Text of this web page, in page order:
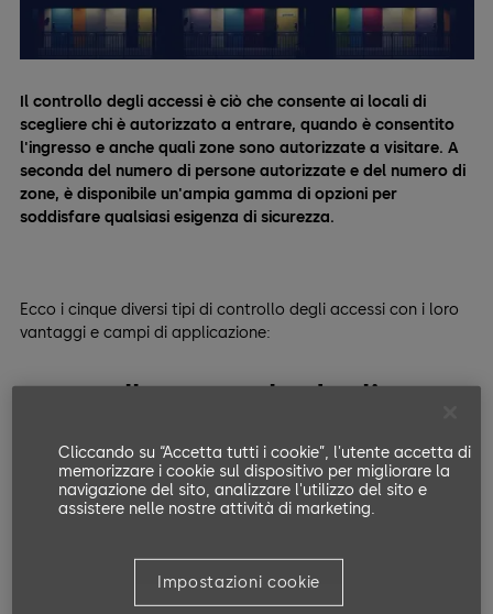
Il controllo degli accessi è ciò che consente ai locali di
scegliere chi è autorizzato a entrare, quando è consentito
l'ingresso e anche quali zone sono autorizzate a visitare. A
seconda del numero di persone autorizzate e del numero di
zone, è disponibile un'ampia gamma di opzioni per
soddisfare qualsiasi esigenza di sicurezza.
Ecco i cinque diversi tipi di controllo degli accessi con i loro
vantaggi e campi di applicazione:
Controllo manuale degli
accessi
Per il controllo manuale degli accessi, si ricorre a persone
che assicurano punti di accesso specifici, come portieri,
che desiderano entrare nei locali e decidono, in base a criteri
predefiniti, se possono o meno accedervi, come ad esempio
una persona che presenta un biglietto prima di entrare in un
Cliccando su “Accetta tutti i cookie”, l'utente accetta di
memorizzare i cookie sul dispositivo per migliorare la
navigazione del sito, analizzare l'utilizzo del sito e
assistere nelle nostre attività di marketing.
Impostazioni cookie